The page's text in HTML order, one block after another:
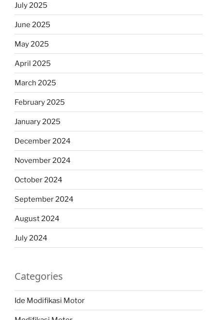
July 2025
June 2025
May 2025
April 2025
March 2025
February 2025
January 2025
December 2024
November 2024
October 2024
September 2024
August 2024
July 2024
Categories
Ide Modifikasi Motor